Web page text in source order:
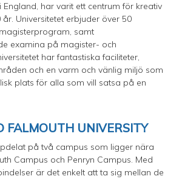
har varit ett centrum för kreativ
Universitetet erbjuder över 50
samt
examina på magister- och
har fantastiska faciliteter,
och en varm och vänlig miljö som
plats för alla som vill satsa på en
FALMOUTH UNIVERSITY
på två campus som ligger nära
Campus och Penryn Campus. Med
är det enkelt att ta sig mellan de